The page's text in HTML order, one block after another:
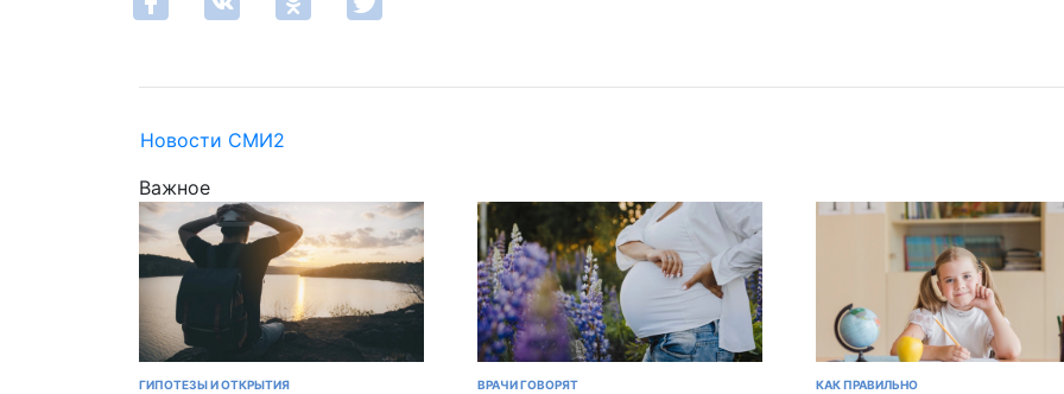
Новости СМИ2
Важное
ГИПОТЕЗЫ И ОТКРЫТИЯ ВРАЧИ ГОВОРЯТ КАК ПРАВИЛЬНО